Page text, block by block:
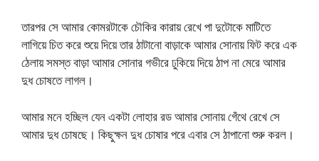
তারপর সে আমার কোমরটাকে চৌকির কারায় রেখে পা দুটোকে মাটিতে
লাগিয়ে চিত করে শুয়ে দিয়ে তার ঠাটানো বাড়াকে আমার সোনায় ফিট করে এক
ঠেলায় সমস্ত বাড়া আমার সোনার গভীরে ঢুকিয়ে দিয়ে ঠাপ না মেরে আমার
দুধ চোষতে লাগল।
আমার মনে হচ্ছিল যেন একটা লোহার রড আমার সোনায় গেঁথে রেখে সে
আমার দুধ চোষছে। কিছুক্ষন দুধ চোষার পরে এবার সে ঠাপানো শুরু করল।